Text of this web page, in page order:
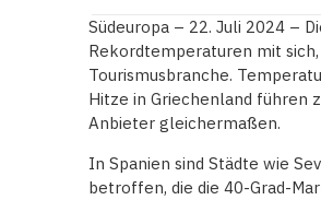
Südeuropa – 22. Juli 2024 –
Rekordtemperaturen mit
Tourismusbranche.
Hitze in Griechenland führen
Anbieter gleichermaßen.
In Spanien sind Städte wie
betroffen, die die 40-Grad-